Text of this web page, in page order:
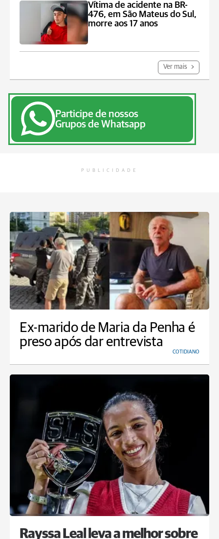
Vítima de acidente na BR-
476, em São Mateus do Sul,
morre aos 17 anos
Ver mais
Participe de nossos
Grupos de Whatsapp
PUBLICIDADE
Ex-marido de Maria da Penha é
preso após dar entrevista
COTIDIANO
Rayssa Leal leva a melhor sobre